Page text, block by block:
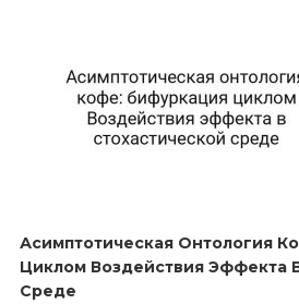
Асимптотическая Онтология
Циклом Воздействия Эффекта
Среде